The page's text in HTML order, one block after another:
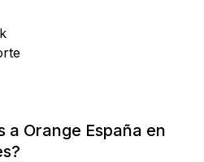
a Orange España en